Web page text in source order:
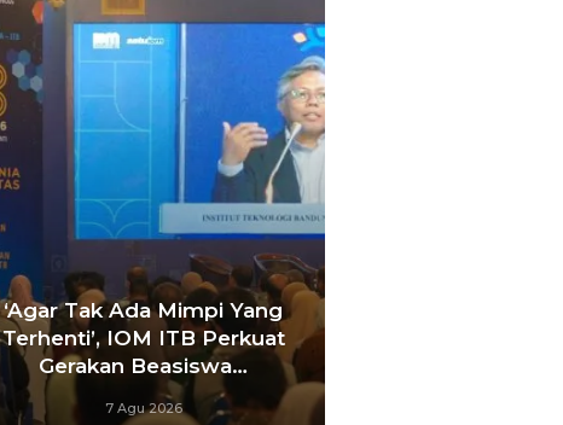
‘Agar Tak Ada Mimpi Yang
Terhenti’, IOM ITB Perkuat
Gerakan Beasiswa…
7 Agu 2026